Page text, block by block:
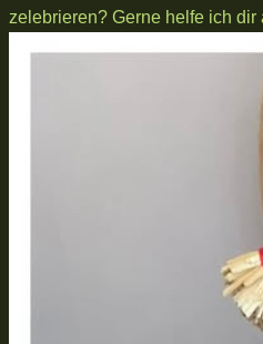
zelebrieren? Gerne helfe ich dir